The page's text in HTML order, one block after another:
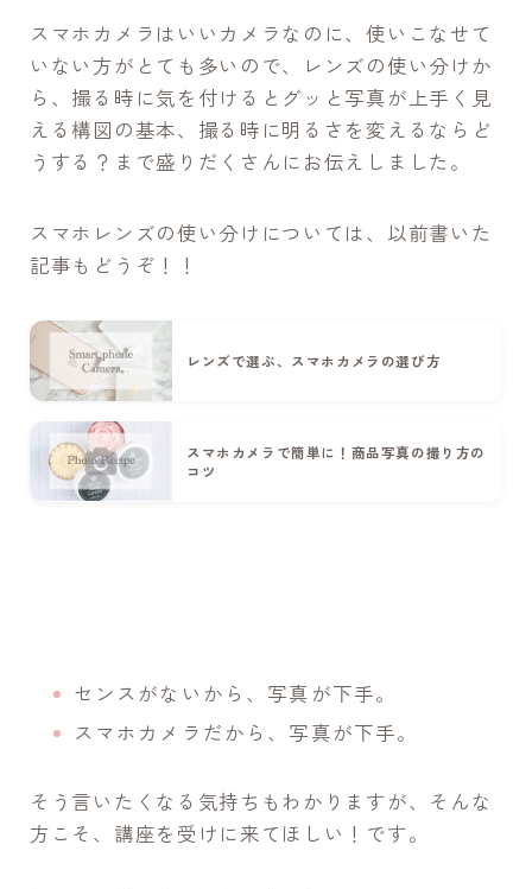
スマホカメラはいいカメラなのに、使いこなせて
いない方がとても多いので、レンズの使い分けか
ら、撮る時に気を付けるとグッと写真が上手く見
える構図の基本、撮る時に明るさを変えるならど
うする？まで盛りだくさんにお伝えしました。
スマホレンズの使い分けについては、以前書いた
記事もどうぞ！！
レンズで選ぶ、スマホカメラの選び方
スマホカメラで簡単に！商品写真の撮り方の
コツ
センスがないから、写真が下手。
スマホカメラだから、写真が下手。
そう言いたくなる気持ちもわかりますが、そんな
方こそ、講座を受けに来てほしい！です。